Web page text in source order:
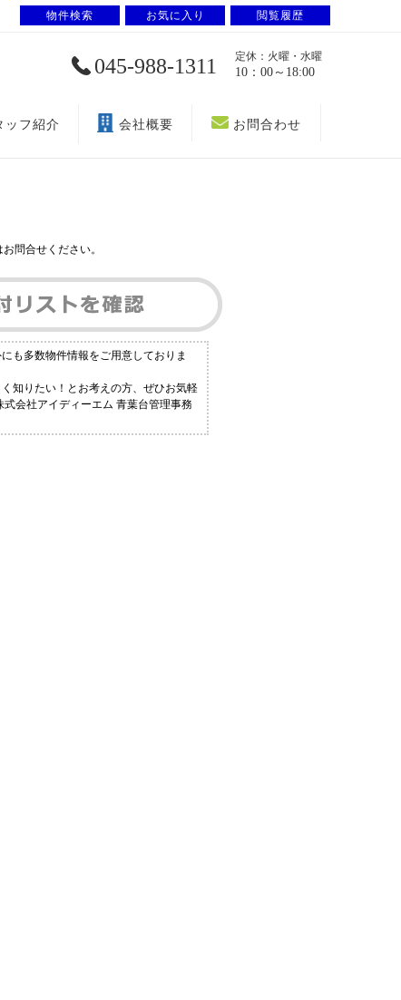
045-988-1311 定休：火曜・水曜
10：00～18:00
ッフ紹介 会社概要 お問合わせ
問合せください。
も多数物件情報をご用意しておりま
知りたい！とお考えの方、ぜひお気軽
会社アイディーエム 青葉台管理事務
物件検索 お気に入り 閲覧履歴